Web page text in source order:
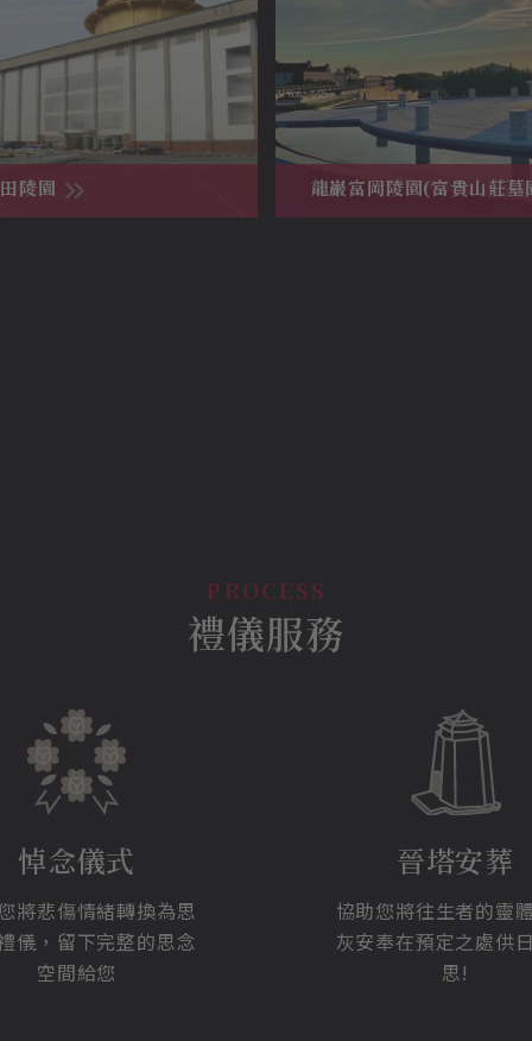
陵園 龍巖富岡陵園(富貴山莊墓
禮儀服務
悼念儀式
將悲傷情緒轉換為思
儀，留下完整的思念
空間給您
晉塔安葬
協助您將往生者的靈
灰安奉在預定之處供
思!